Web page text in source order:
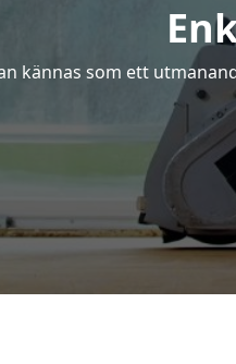
kännas som ett